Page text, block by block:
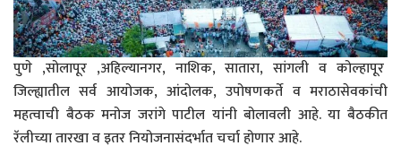
पुणे ,सोलापूर ,अहिल्यानगर, नाशिक, सातारा, सांगली व कोल्हापूर
जिल्ह्यातील सर्व आयोजक, आंदोलक, उपोषणकर्ते व मराठासेवकांची
महत्वाची बैठक मनोज जरांगे पाटील यांनी बोलावली आहे. या बैठकीत
रॅलीच्या तारखा व इतर नियोजनासंदर्भात चर्चा होणार आहे.